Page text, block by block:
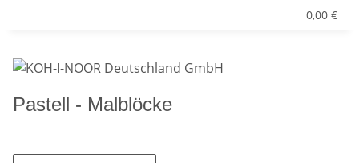
0,00 €
Pastell - Malblöcke